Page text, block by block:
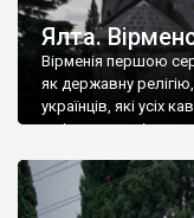
Ялта.
Вірменія першою
як державну
українців, які усіх
є відданими